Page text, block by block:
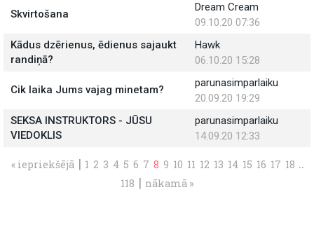
Skvirtošana
Dream Cream
09.10.20 07:36
Kādus dzērienus, ēdienus sajaukt
randiņā?
Hawk
06.10.20 15:28
Cik laika Jums vajag minetam?
parunasimparlaiku
20.09.20 19:29
SEKSA INSTRUKTORS - JŪSU
VIEDOKLIS
parunasimparlaiku
14.09.20 12:33
« iepriekšējā | 1 2 3 4 5 6 7 8 9 10 11 12 13 14 15 16 17 18 ..
118 | nākamā »